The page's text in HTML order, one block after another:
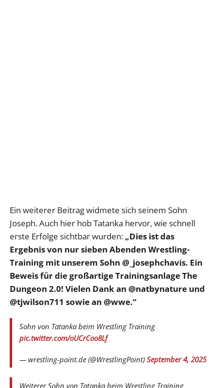
Ein weiterer Beitrag widmete sich seinem Sohn
Joseph. Auch hier hob Tatanka hervor, wie schnell
erste Erfolge sichtbar wurden: „Dies ist das
Ergebnis von nur sieben Abenden Wrestling-
Training mit unserem Sohn @_josephchavis. Ein
Beweis für die großartige Trainingsanlage The
Dungeon 2.0! Vielen Dank an @natbynature und
@tjwilson711 sowie an @wwe.“
Sohn von Tatanka beim Wrestling Training
pic.twitter.com/oUCrCoo8Lf
— wrestling-point.de (@WrestlingPoint) September 4, 2025
Weiterer Sohn von Tatanka beim Wrestling Training